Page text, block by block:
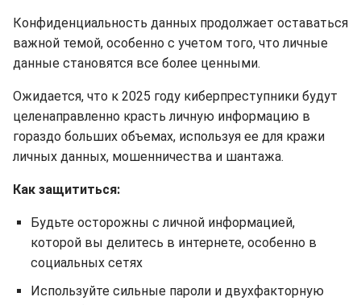
Конфиденциальность данных продолжает оставаться
важной темой, особенно с учетом того, что личные
данные становятся все более ценными.
Ожидается, что к 2025 году киберпреступники будут
целенаправленно красть личную информацию в
гораздо больших объемах, используя ее для кражи
личных данных, мошенничества и шантажа.
Как защититься:
Будьте осторожны с личной информацией,
которой вы делитесь в интернете, особенно в
социальных сетях
Используйте сильные пароли и двухфакторную